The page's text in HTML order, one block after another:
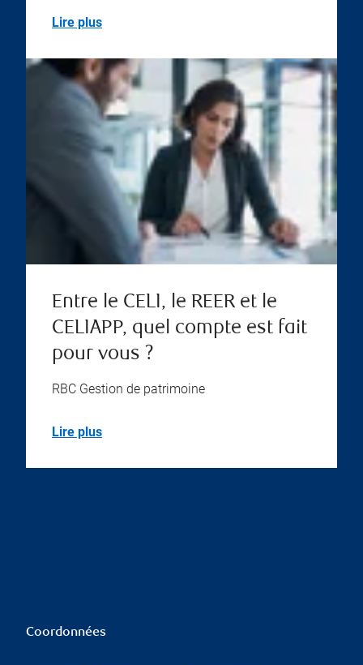
Lire plus
Entre le CELI, le REER et le
CELIAPP, quel compte est fait
pour vous ?
RBC Gestion de patrimoine
Lire plus
Coordonnées